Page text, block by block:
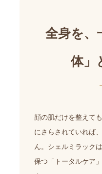
全身を、
体」
顔の肌だけを整えて
にさらされていれば
ん。シェルミラック
保つ「トータルケア